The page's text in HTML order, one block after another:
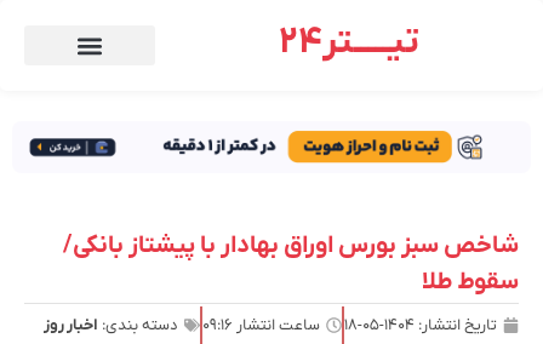
تیـــــتر24
شاخص سبز بورس اوراق بهادار با پیشتاز بانکی/
سقوط طلا
تاریخ انتشار: ۱۴۰۴-۰۵-۱۸ ساعت انتشار ۰۹:۱۶ دسته بندی: اخبار روز